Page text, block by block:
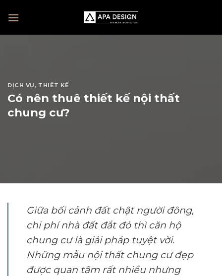
DỊCH VỤ , THIẾT KẾ
Có nên thuê thiết kế nội thất
chung cư?
Giữa bối cảnh đất chật người đông,
chi phí nhà đất đắt đỏ thì căn hộ
chung cư là giải pháp tuyệt vời.
Những mẫu nội thất chung cư đẹp
được quan tâm rất nhiều nhưng